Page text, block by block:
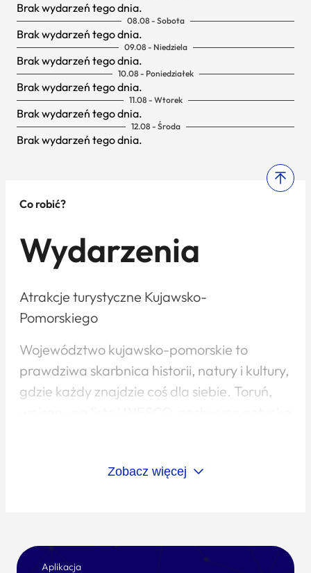
Brak wydarzeń tego dnia.
08.08 - Sobota
Brak wydarzeń tego dnia.
09.08 - Niedziela
Brak wydarzeń tego dnia.
10.08 - Poniedziałek
Brak wydarzeń tego dnia.
11.08 - Wtorek
Brak wydarzeń tego dnia.
12.08 - Środa
Brak wydarzeń tego dnia.
Co robić?
Wydarzenia
Atrakcje turystyczne Kujawsko-
Pomorskiego
Województwo kujawsko-pomorskie to
prawdziwa skarbnica historii, natury i kultury,
gdzie każdy znajdzie coś dla siebie. Toruń,
słynne specjały. Bydgoszcz przyciąga
botanicznym. Miłośnicy archeologii
Zobacz więcej
Aplikacja